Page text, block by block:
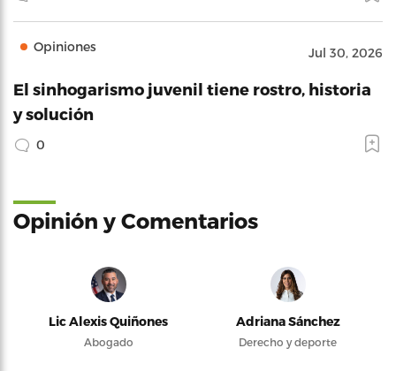
Opiniones Jul 30, 2026
El sinhogarismo juvenil tiene rostro, historia
y solución
0
Opinión y Comentarios
Lic Alexis Quiñones
Abogado
Adriana Sánchez
Derecho y deporte